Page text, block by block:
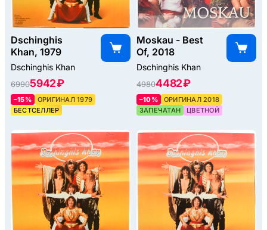
Dschinghis
Khan, 1979
Dschinghis Khan
69905942 ₽
–15%
ОРИГИНАЛ 1979
БЕСТСЕЛЛЕР
Moskau - Best
Of, 2018
Dschinghis Khan
49804482 ₽
–10%
ОРИГИНАЛ 2018
ЗАПЕЧАТАН
ЦВЕТНОЙ